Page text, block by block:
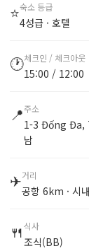
⭐숙소 등급
4성급 · 호텔
🕐체크인 / 체크아웃
15:00 / 12:00
📍주소
1-3 Đống Đa,
남
✈거리
공항 6km · 시
🍴식사
조식(BB)